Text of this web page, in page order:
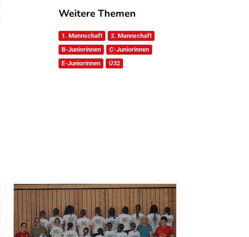
Weitere Themen
1. Mannschaft
2. Mannschaft
B-Juniorinnen
C-Juniorinnen
E-Juniorinnen
Ü32